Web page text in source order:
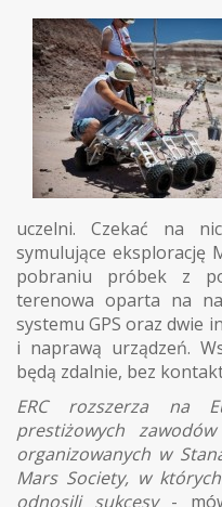
uczelni. Czekać na
symulujące eksplorację
pobraniu próbek z
terenowa oparta na
systemu GPS oraz dwie
i naprawą urządzeń.
będą zdalnie, bez
ERC rozszerza na
prestiżowych
organizowanych w
Mars Society, w
odnosili sukcesy -